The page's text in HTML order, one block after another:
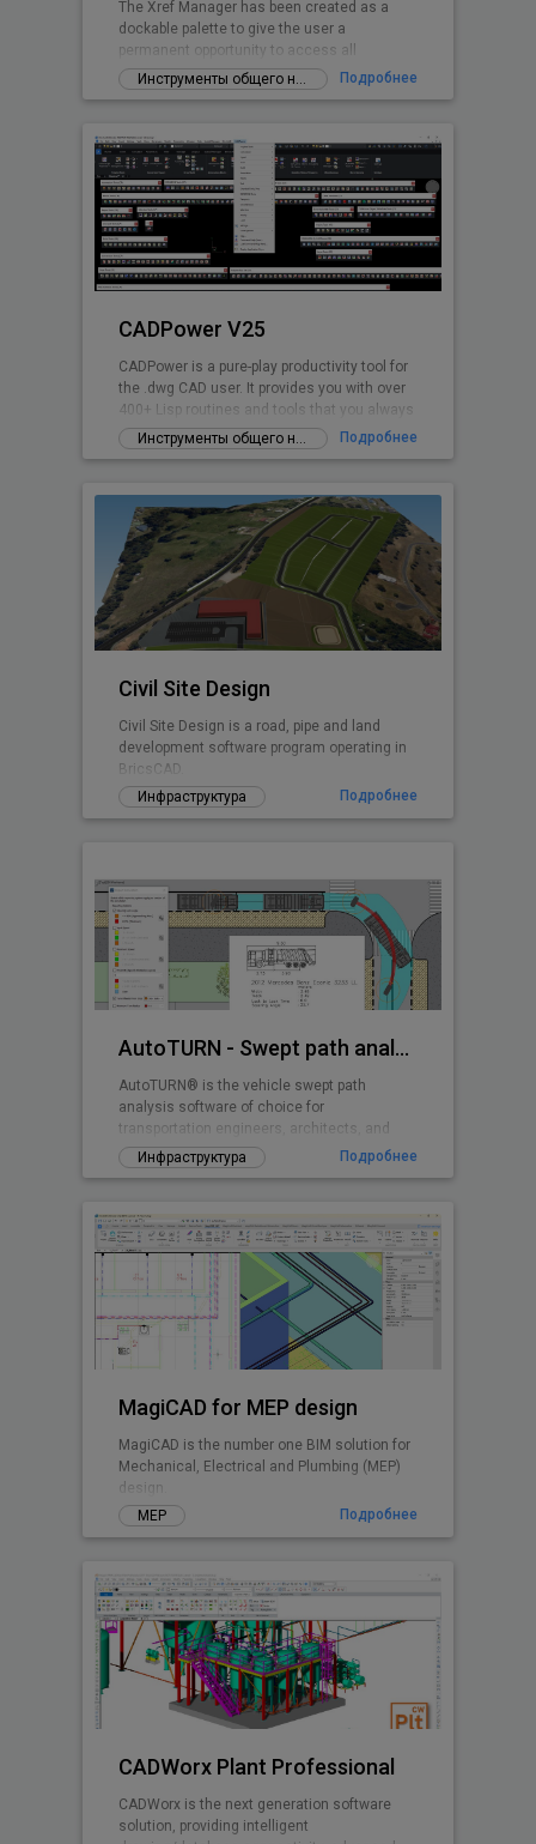
The Xref Manager has been created as a
dockable palette to give the user a
permanent opportunity to access all
referenced Drawings.
Инструменты общего назначения Подробнее
CADPower V25
CADPower is a pure-play productivity tool for
the .dwg CAD user. It provides you with over
400+ Lisp routines and tools that you always
wanted but found missin
Инструменты общего назначения Подробнее
Civil Site Design
Civil Site Design is a road, pipe and land
development software program operating in
BricsCAD.
Инфраструктура
Подробнее
AutoTURN - Swept path analysis software
AutoTURN® is the vehicle swept path
analysis software of choice for
transportation engineers, architects, and
planners worldwide.
Инфраструктура Подробнее
MagiCAD for MEP design
MagiCAD is the number one BIM solution for
Mechanical, Electrical and Plumbing (MEP)
design.
MEP
Подробнее
CADWorx Plant Professional
CADWorx is the next generation software
solution, providing intelligent